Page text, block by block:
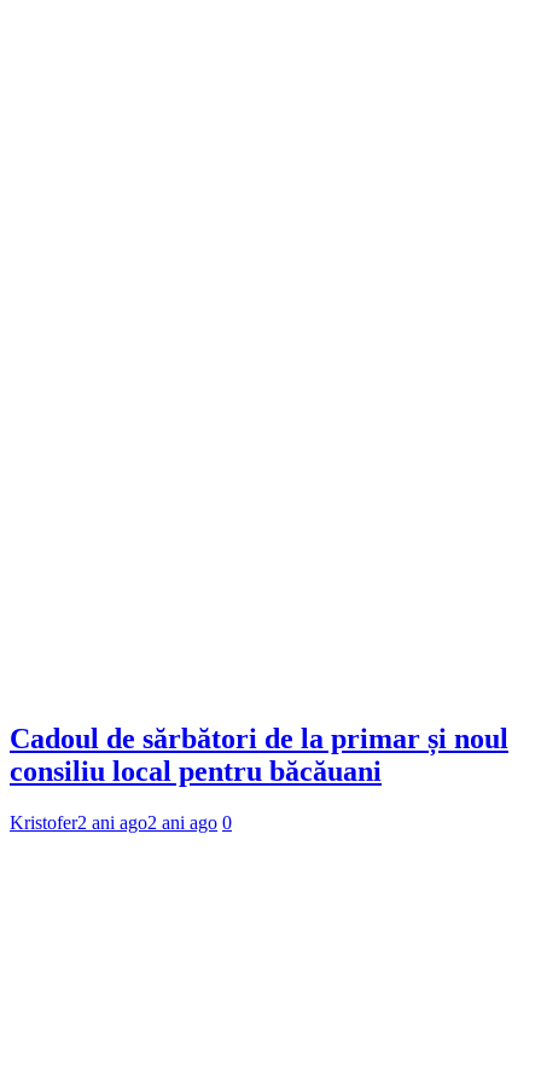
Cadoul de sărbători de la primar și noul
consiliu local pentru băcăuani
Kristofer2 ani ago2 ani ago 0